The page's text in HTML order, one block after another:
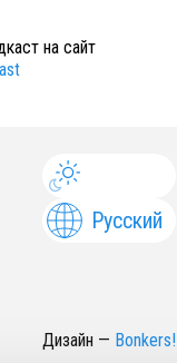
на сайт
Русский
Дизайн — Bonkers!